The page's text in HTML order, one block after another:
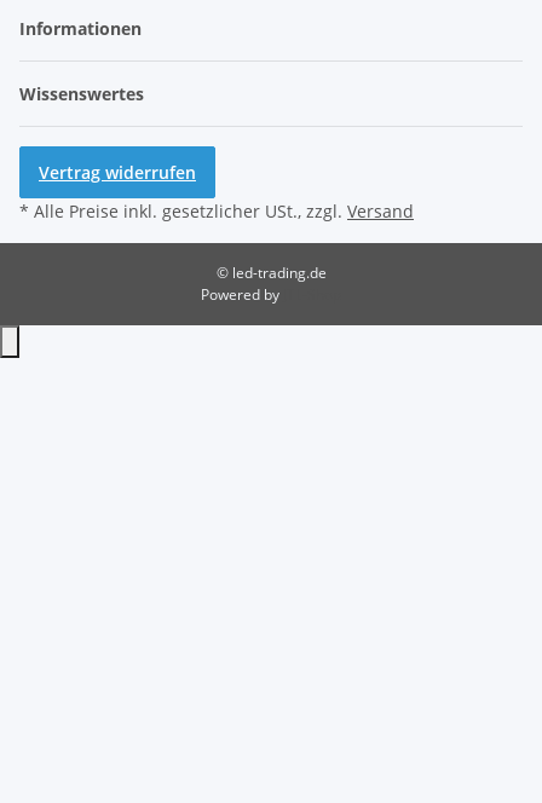
Informationen
Wissenswertes
Vertrag widerrufen
* Alle Preise inkl. gesetzlicher USt., zzgl. Versand
© led-trading.de
Powered by